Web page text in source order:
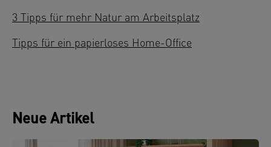
3 Tipps für mehr Natur am Arbeitsplatz
Tipps für ein papierloses Home-Office
Neue Artikel